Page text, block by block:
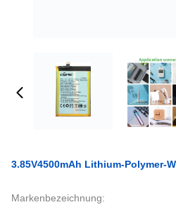
3.85V4500mAh Lithium-Polymer-
Markenbezeichnung: